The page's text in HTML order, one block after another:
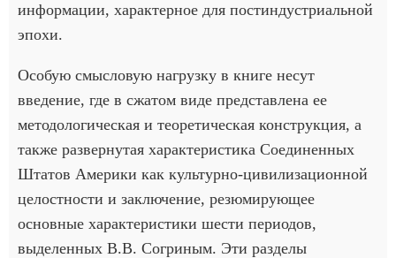
информации, характерное для постиндустриальной
эпохи.
Особую смысловую нагрузку в книге несут
введение, где в сжатом виде представлена ее
методологическая и теоретическая конструкция, а
также развернутая характеристика Соединенных
Штатов Америки как культурно-цивилизационной
целостности и заключение, резюмирующее
основные характеристики шести периодов,
выделенных В.В. Согриным. Эти разделы